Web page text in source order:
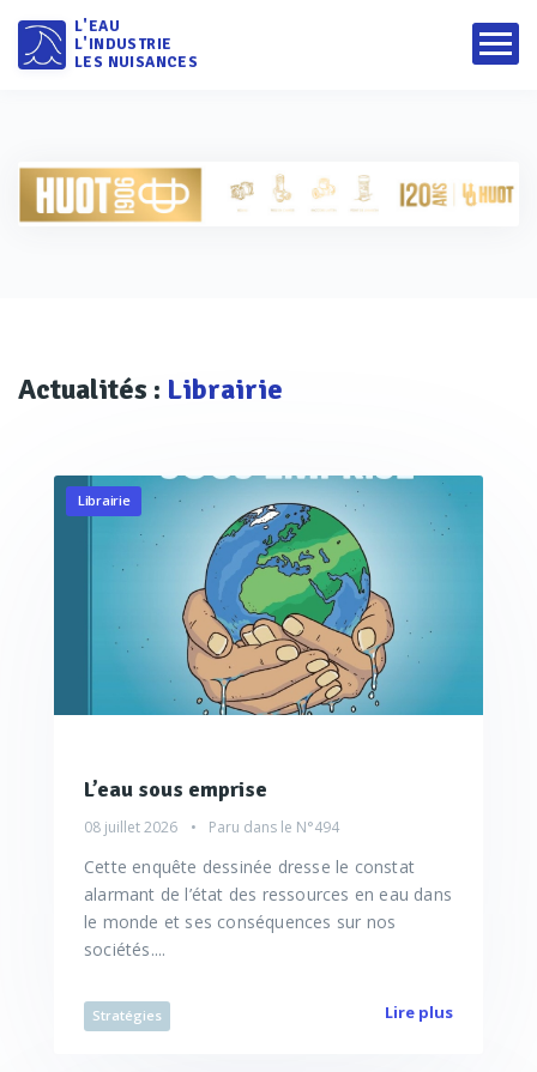
L'EAU
L'INDUSTRIE
LES NUISANCES
Actualités : Librairie
Librairie
L’eau sous emprise
08 juillet 2026 Paru dans le N°494
Cette enquête dessinée dresse le constat
alarmant de l’état des ressources en eau dans
le monde et ses conséquences sur nos
sociétés....
Stratégies Lire plus